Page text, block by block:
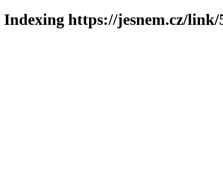
Indexing https://jesnem.cz/link/